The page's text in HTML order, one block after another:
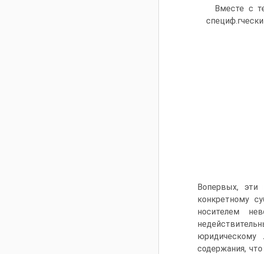
Вместе с
Вопервых, эти
конкретному
носителем
юридическому
содержания,